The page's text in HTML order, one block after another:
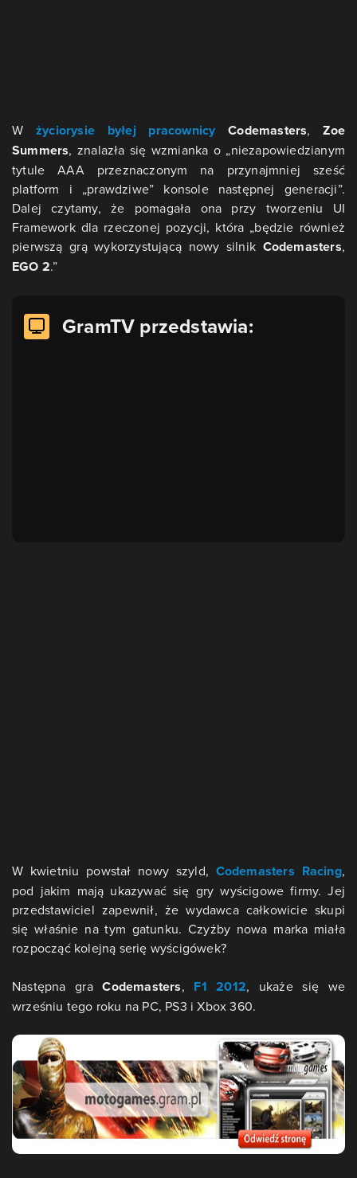
W życiorysie byłej pracownicy Codemasters,Zoe
Summers, znalazła się wzmianka o „niezapowiedzianym
tytule AAA przeznaczonym na przynajmniej sześć
platform i „prawdziwe” konsole następnej generacji”.
Dalej czytamy, że pomagała ona przy tworzeniu UI
Framework dla rzeczonej pozycji, która „będzie również
pierwszą grą wykorzystującą nowy silnik Codemasters,
EGO 2.”
GramTV przedstawia:
W kwietniu powstał nowy szyld, Codemasters Racing,
pod jakim mają ukazywać się gry wyścigowe firmy. Jej
przedstawiciel zapewnił, że wydawca całkowicie skupi
się właśnie na tym gatunku. Czyżby nowa marka miała
rozpocząć kolejną serię wyścigówek?
Następna graCodemasters, F1 2012, ukaże się we
wrześniu tego roku na PC, PS3 i Xbox 360.